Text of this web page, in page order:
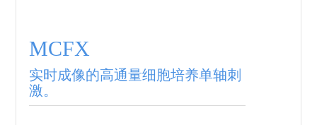
MCFX
实时成像的高通量细胞培养单轴刺
激。